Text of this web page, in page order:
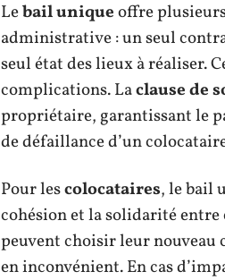
Lebail uniqueoffre
administrative : un seul
seul état des lieux à réaliser.
complications. Laclause de
propriétaire, garantissant le
de défaillance d’un
Pour lescolocataires, le bail
cohésion et la solidarité entre
peuvent choisir leur nouveau
en inconvénient. En cas